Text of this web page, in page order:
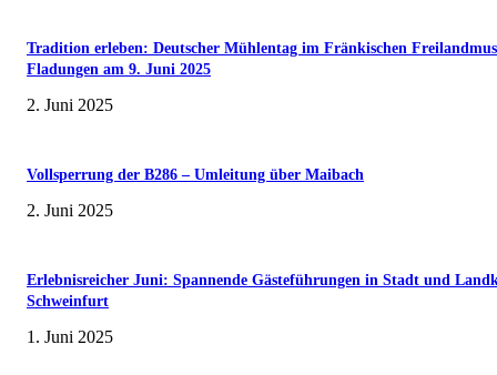
Tradition erleben: Deutscher Mühlentag im Fränkischen
Fladungen am 9. Juni 2025
2. Juni 2025
Vollsperrung der B286 – Umleitung über Maibach
2. Juni 2025
Erlebnisreicher Juni: Spannende Gästeführungen in Stadt und
Schweinfurt
1. Juni 2025